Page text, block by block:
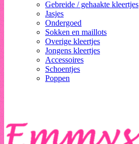
Gebreide / gehaakte kleertjes
Jasjes
Ondergoed
Sokken en maillots
Overige kleertjes
Jongens kleertjes
Accessoires
Schoentjes
Poppen